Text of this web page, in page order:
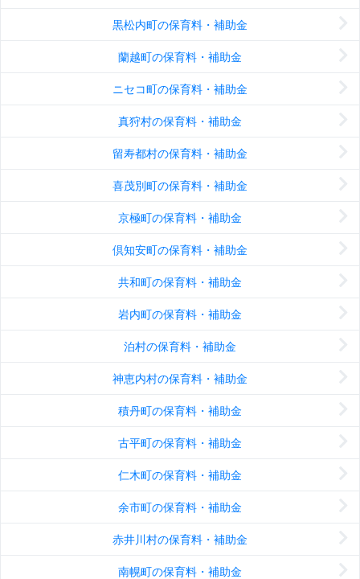
黒松内町の保育料・補助金
蘭越町の保育料・補助金
ニセコ町の保育料・補助金
真狩村の保育料・補助金
留寿都村の保育料・補助金
喜茂別町の保育料・補助金
京極町の保育料・補助金
倶知安町の保育料・補助金
共和町の保育料・補助金
岩内町の保育料・補助金
泊村の保育料・補助金
神恵内村の保育料・補助金
積丹町の保育料・補助金
古平町の保育料・補助金
仁木町の保育料・補助金
余市町の保育料・補助金
赤井川村の保育料・補助金
南幌町の保育料・補助金